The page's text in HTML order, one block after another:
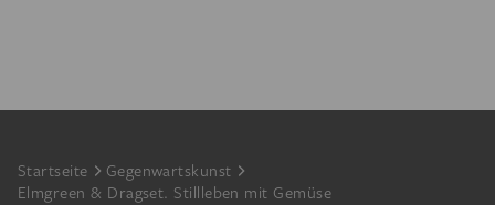
Footer
Startseite
Gegenwartskunst
Elmgreen & Dragset. Stillleben mit Gemüse